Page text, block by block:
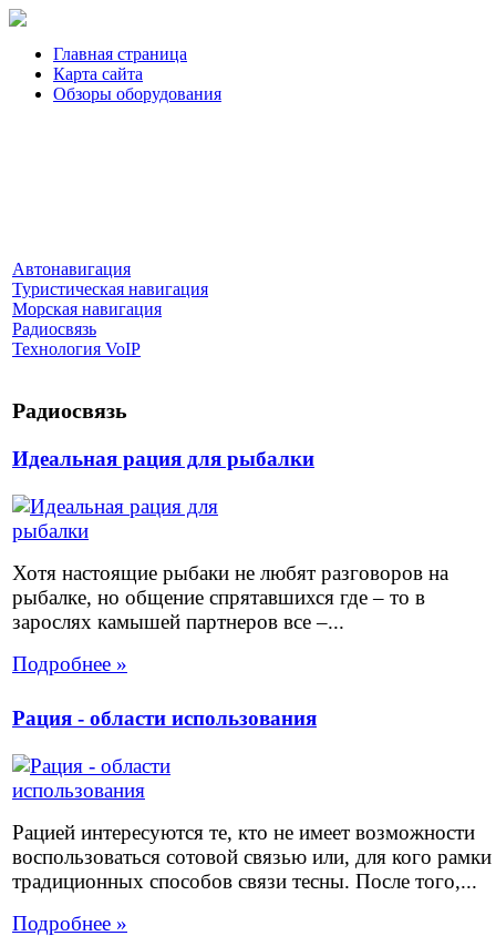
Главная страница
Карта сайта
Обзоры оборудования
Автонавигация
Туристическая навигация
Морская навигация
Радиосвязь
Технология VoIP
Радиосвязь
Идеальная рация для рыбалки
Хотя настоящие рыбаки не любят разговоров на
рыбалке, но общение спрятавшихся где – то в
зарослях камышей партнеров все –...
Подробнее »
Рация - области использования
Рацией интересуются те, кто не имеет возможности
воспользоваться сотовой связью или, для кого рамки
традиционных способов связи тесны. После того,...
Подробнее »